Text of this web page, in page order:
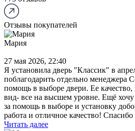
Отзывы покупателей
Мария
27 мая 2026, 22:40
Я установила дверь "Классик" в
поблагодарить отдельно менеджера
помощь в выборе двери. Ее
вид- все на высшем уровне. Ещё
за помощь в выборе и установку
работа и отличное качество!
Читать далее